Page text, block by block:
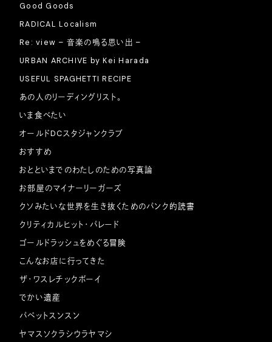
Good Goods
RADICAL Localism
Re: view – 音楽の鳴る思い出 –
URBAN ARCHIVE by Kei Harada
USEFUL SPAGHETTI RECIPE
あの人のリーディングリスト。
いま食べたい
オールドDCスタジャンクラブ
おすすめ
おとといまでのわたしのための写真論
お部屋のマイナーリーガーズ
クソみたいな世界を生き抜くためのパンク的読書
クリティカルヒット・パレード
ゴールドラッシュをめぐる冒険
こんなお店に行ってきた
ザ・ワスレチックボーイ
でかい遺産
パペットスンスン
ヤマスソクラシウラヤマシ